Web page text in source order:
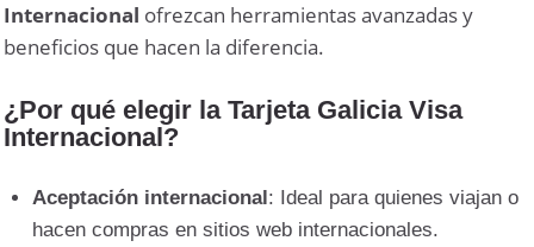
Internacional ofrezcan herramientas avanzadas y
beneficios que hacen la diferencia.
¿Por qué elegir la Tarjeta Galicia Visa
Internacional?
Aceptación internacional : Ideal para quienes viajan o
hacen compras en sitios web internacionales.